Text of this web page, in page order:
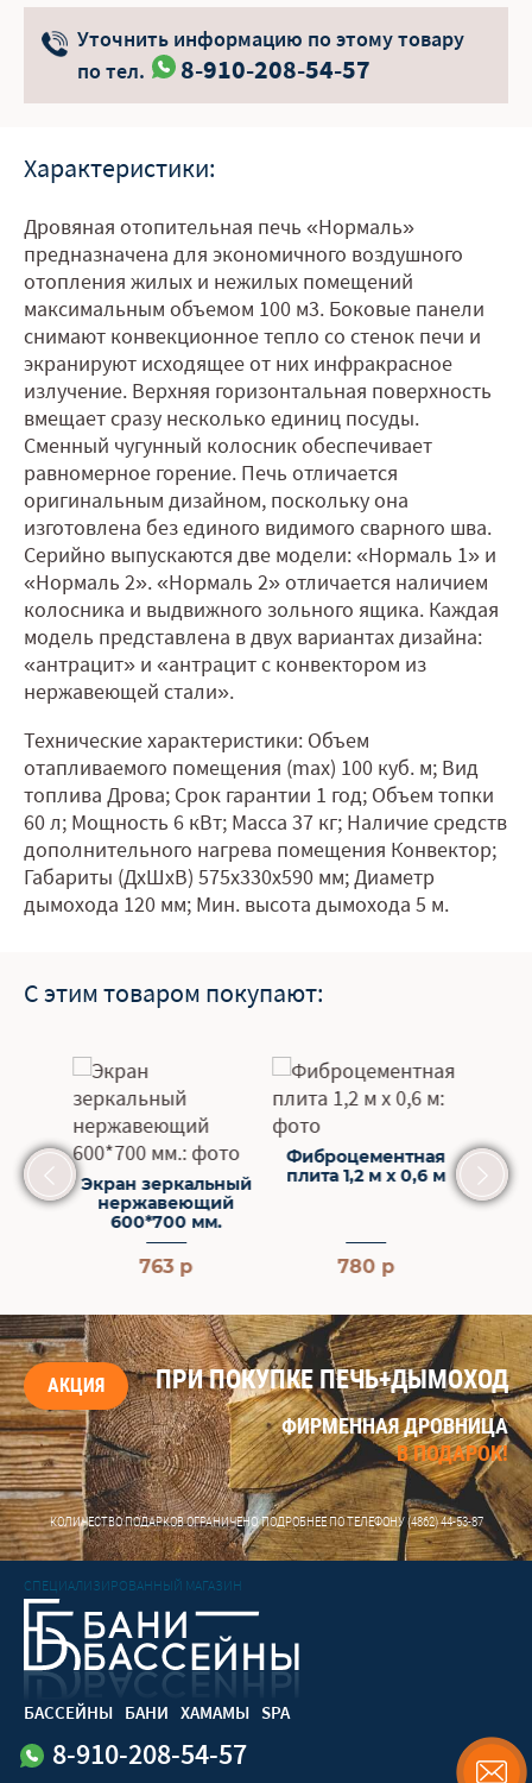
Уточнить информацию по этому товару
по тел.
8-910-208-54-57
Характеристики:
Дровяная отопительная печь «Нормаль»
предназначена для экономичного воздушного
отопления жилых и нежилых помещений
максимальным объемом 100 м3. Боковые панели
снимают конвекционное тепло со стенок печи и
экранируют исходящее от них инфракрасное
излучение. Верхняя горизонтальная поверхность
вмещает сразу несколько единиц посуды.
Сменный чугунный колосник обеспечивает
равномерное горение. Печь отличается
оригинальным дизайном, поскольку она
изготовлена без единого видимого сварного шва.
Серийно выпускаются две модели: «Нормаль 1» и
«Нормаль 2». «Нормаль 2» отличается наличием
колосника и выдвижного зольного ящика. Каждая
модель представлена в двух вариантах дизайна:
«антрацит» и «антрацит с конвектором из
нержавеющей стали».
Технические характеристики: Объем
отапливаемого помещения (max) 100 куб. м; Вид
топлива Дрова; Срок гарантии 1 год; Объем топки
60 л; Мощность 6 кВт; Масса 37 кг; Наличие средств
дополнительного нагрева помещения Конвектор;
Габариты (ДхШхВ) 575х330х590 мм; Диаметр
дымохода 120 мм; Мин. высота дымохода 5 м.
С этим товаром покупают:
Экран зеркальный
нержавеющий
600*700 мм.
763 р
Фиброцементная
плита 1,2 м х 0,6 м
780 р
АКЦИЯ ПРИ ПОКУПКЕ ПЕЧЬ+ДЫМОХОД
ФИРМЕННАЯ ДРОВНИЦА
В ПОДАРОК!
КОЛИЧЕСТВО ПОДАРКОВ ОГРАНИЧЕНО, ПОДРОБНЕЕ ПО ТЕЛЕФОНУ(4862) 44-53-87
СПЕЦИАЛИЗИРОВАННЫЙ МАГАЗИН
БАССЕЙНЫ БАНИ ХАМАМЫ SPA
8-910-208-54-57